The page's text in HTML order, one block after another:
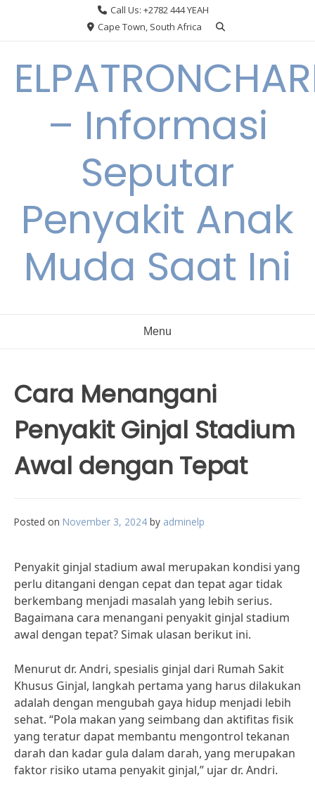
Call Us: +2782 444 YEAH
Cape Town, South Africa
– Informasi
Seputar
Penyakit Anak
Muda Saat Ini
Menu
Cara Menangani
Penyakit Ginjal Stadium
Awal dengan Tepat
Posted on November 3, 2024 by adminelp
Penyakit ginjal stadium awal merupakan kondisi yang
perlu ditangani dengan cepat dan tepat agar tidak
berkembang menjadi masalah yang lebih serius.
Bagaimana cara menangani penyakit ginjal stadium
awal dengan tepat? Simak ulasan berikut ini.
Menurut dr. Andri, spesialis ginjal dari Rumah Sakit
Khusus Ginjal, langkah pertama yang harus dilakukan
adalah dengan mengubah gaya hidup menjadi lebih
sehat. “Pola makan yang seimbang dan aktifitas fisik
yang teratur dapat membantu mengontrol tekanan
darah dan kadar gula dalam darah, yang merupakan
faktor risiko utama penyakit ginjal,” ujar dr. Andri.